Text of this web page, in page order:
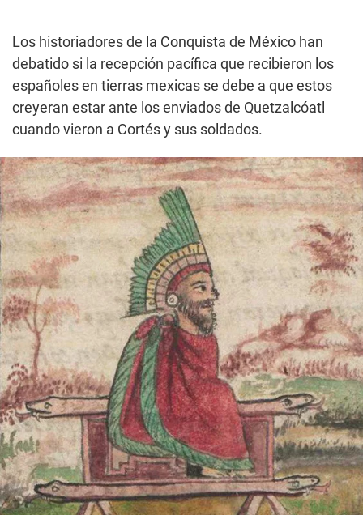
Los historiadores de la Conquista de México han
debatido si la recepción pacífica que recibieron los
españoles en tierras mexicas se debe a que estos
creyeran estar ante los enviados de Quetzalcóatl
cuando vieron a Cortés y sus soldados.